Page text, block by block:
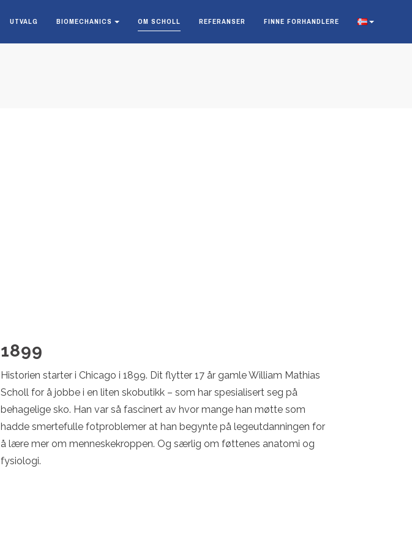
UTVALG BIOMECHANICS OM SCHOLL REFERANSER FINNE FORHANDLERE
1899
Historien starter i Chicago i 1899. Dit flytter 17 år gamle William Mathias
Scholl for å jobbe i en liten skobutikk – som har spesialisert seg på
behagelige sko. Han var så fascinert av hvor mange han møtte som
hadde smertefulle fotproblemer at han begynte på legeutdanningen for
å lære mer om menneskekroppen. Og særlig om føttenes anatomi og
fysiologi.